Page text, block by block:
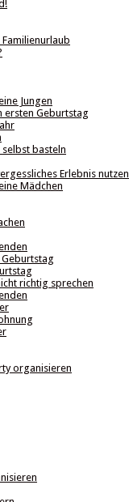
Jungen
ersten Geburtstag
basteln
Erlebnis nutzen
Mädchen
richtig sprechen
organisieren